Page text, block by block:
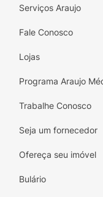
Serviços Araujo
Fale Conosco
Lojas
Programa Araujo
Trabalhe Conosco
Seja um fornecedor
Ofereça seu imóvel
Bulário